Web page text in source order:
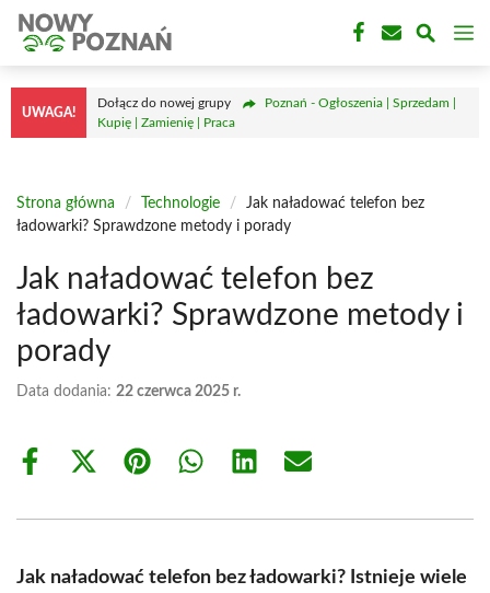
Przejdź
treści
UWAGA!
Dołącz do nowej grupy
Poznań - Ogłoszenia | Sprzedam |
Kupię | Zamienię | Praca
Strona główna / Technologie /
Jak naładować telefon bez
ładowarki? Sprawdzone metody i porady
Jak naładować telefon bez
ładowarki? Sprawdzone metody i
porady
Data dodania: 22 czerwca 2025 r.
Share
Share
(Twitter)
Share Share Share Share
Jak naładować telefon bez ładowarki? Istnieje wiele